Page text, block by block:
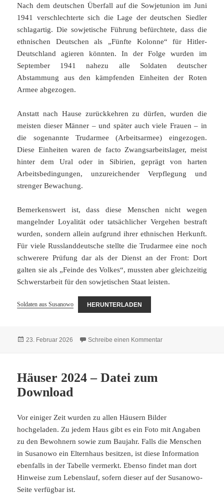
Nach dem deutschen Überfall auf die Sowjetunion im Juni
1941 verschlechterte sich die Lage der deutschen Siedler
schlagartig. Die sowjetische Führung befürchtete, dass die
ethnischen Deutschen als „Fünfte Kolonne“ für Hitler-
Deutschland agieren könnten. In der Folge wurden im
September 1941 nahezu alle Soldaten deutscher
Abstammung aus den kämpfenden Einheiten der Roten
Armee abgezogen.
Anstatt nach Hause zurückkehren zu dürfen, wurden die
meisten dieser Männer – und später auch viele Frauen – in
die sogenannte Trudarmee (Arbeitsarmee) eingezogen.
Diese Einheiten waren de facto Zwangsarbeitslager, meist
hinter dem Ural oder in Sibirien, geprägt von harten
Arbeitsbedingungen, unzureichender Verpflegung und
strenger Bewachung.
Bemerkenswert ist, dass diese Menschen nicht wegen
mangelnder Loyalität oder tatsächlicher Vergehen bestraft
wurden, sondern allein aufgrund ihrer ethnischen Herkunft.
Für viele Russlanddeutsche stellte die Trudarmee eine noch
schwerere Prüfung dar als der Dienst an der Front: Dort
galten sie als „Feinde des Volkes“, mussten aber gleichzeitig
Schwerstarbeit für den sowjetischen Staat leisten.
Soldaten aus Susanowo HERUNTERLADEN
Veröffentlicht
23. Februar 2026 Schreibe einen Kommentarzu Soldaten aus
Häuser 2024 – Datei zum
Download
Vor einiger Zeit wurden zu allen Häusern Bilder
hochgeladen. Zu jedem Haus gibt es ein Foto mit Angaben
zu den Bewohnern sowie zum Baujahr. Falls die Menschen
in Susanowo ein Elternhaus besitzen, ist diese Information
ebenfalls in der Tabelle vermerkt. Ebenso findet man dort
Hinweise zum Lebenslauf, sofern dieser auf der Susanowo-
Seite verfügbar ist.